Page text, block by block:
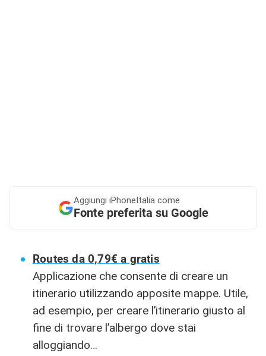
Aggiungi iPhoneItalia come
Fonte preferita su Google
Routes da 0,79€ a gratis
Applicazione che consente di creare un
itinerario utilizzando apposite mappe. Utile,
ad esempio, per creare l’itinerario giusto al
fine di trovare l’albergo dove stai
alloggiando…